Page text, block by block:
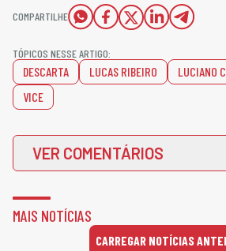
COMPARTILHE
TÓPICOS NESSE ARTIGO:
DESCARTA LUCAS RIBEIRO LUCIANO
VICE
VER COMENTÁRIOS
MAIS NOTÍCIAS
CARREGAR NOTÍCIAS